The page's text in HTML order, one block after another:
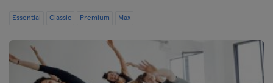
Essential Classic Premium Max